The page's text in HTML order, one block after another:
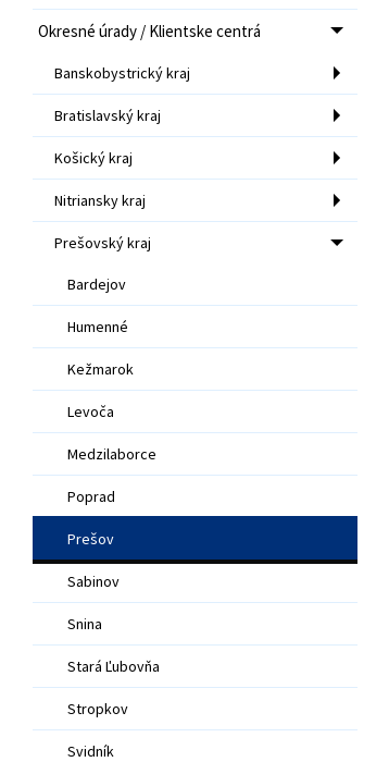
Okresné úrady / Klientske centrá
Banskobystrický kraj
Bratislavský kraj
Košický kraj
Nitriansky kraj
Prešovský kraj
Bardejov
Humenné
Kežmarok
Levoča
Medzilaborce
Poprad
Prešov
Sabinov
Snina
Stará Ľubovňa
Stropkov
Svidník